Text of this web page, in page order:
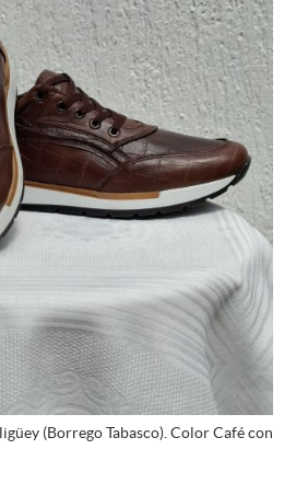
(Borrego Tabasco). Color Café con